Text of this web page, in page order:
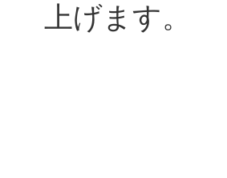
上げます。